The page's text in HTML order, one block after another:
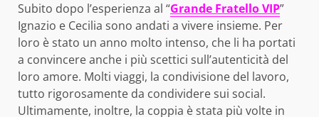
Subito dopo l’esperienza al “Grande Fratello VIP”
Ignazio e Cecilia sono andati a vivere insieme. Per
loro è stato un anno molto intenso, che li ha portati
a convincere anche i più scettici sull’autenticità del
loro amore. Molti viaggi, la condivisione del lavoro,
tutto rigorosamente da condividere sui social.
Ultimamente, inoltre, la coppia è stata più volte in